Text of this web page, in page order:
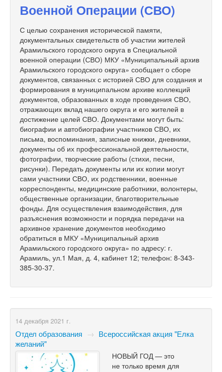
Военной Операции (СВО)
С целью сохранения исторической памяти,
документальных свидетельств об участии жителей
Арамильского городского округа в Специальной
военной операции (СВО) МКУ «Муниципальный архив
Арамильского городского округа» сообщает о сборе
документов, связанных с историей СВО для создания и
формирования в муниципальном архиве коллекций
документов, образованных в ходе проведения СВО,
отражающих вклад нашего округа и его жителей в
достижение целей СВО. Документами могут быть:
биографии и автобиографии участников СВО, их
письма, воспоминания, записные книжки, дневники,
документы об их профессиональной деятельности,
фотографии, творческие работы (стихи, песни,
рисунки). Передать документы или их копии могут
сами участники СВО, их родственники, военные
корреспонденты, медицинские работники, волонтеры,
общественные организации, благотворительные
фонды. Для осуществления взаимодействия, для
разъяснения возможности и порядка передачи на
архивное хранение документов необходимо
обратиться в МКУ «Муниципальный архив
Арамильского городского округа» по адресу: г.
Арамиль, ул.1 Мая, д. 4, кабинет 12; телефон: 8-343-
385-30-37.
14 декабря 2021 г.
Отдел образования → Всероссийская акция "Елка
желаний"
НОВЫЙ ГОД — это
не только время для